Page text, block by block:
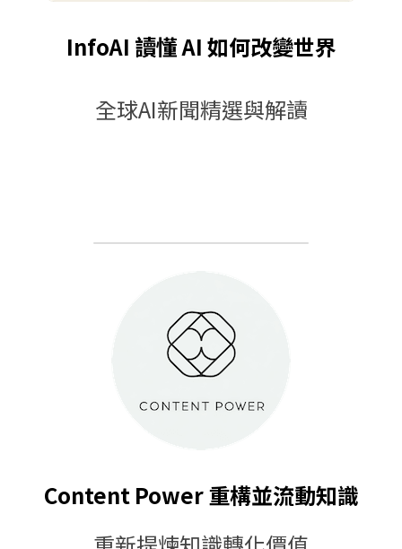
InfoAI 讀懂 AI 如何改變世界
全球AI新聞精選與解讀
Content Power 重構並流動知識